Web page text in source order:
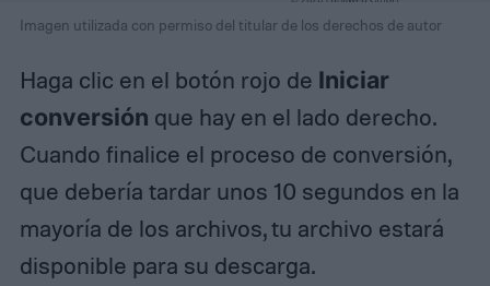
Imagen utilizada con permiso del titular de los derechos de autor
Haga clic en el botón rojo de Iniciar
conversión que hay en el lado derecho.
Cuando finalice el proceso de conversión,
que debería tardar unos 10 segundos en la
mayoría de los archivos, tu archivo estará
disponible para su descarga.